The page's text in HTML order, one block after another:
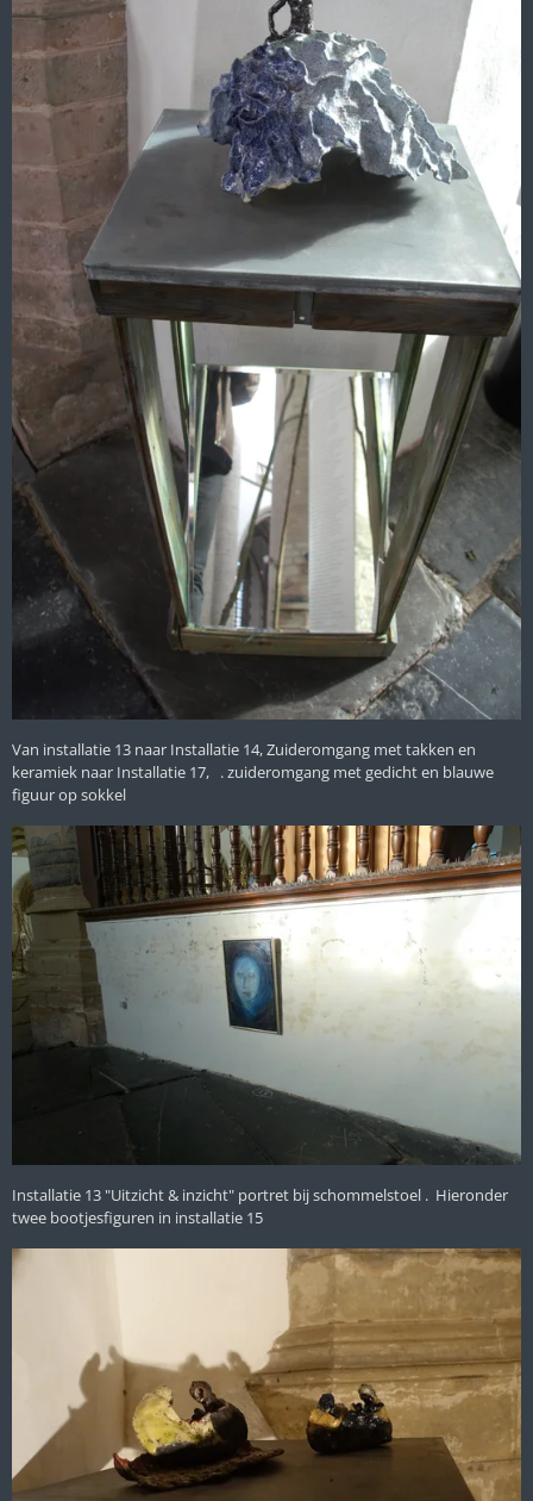
Van installatie 13 naar Installatie 14, Zuideromgang met takken en
keramiek naar Installatie 17, . zuideromgang met gedicht en blauwe
figuur op sokkel
Installatie 13 "Uitzicht & inzicht" portret bij schommelstoel . Hieronder
twee bootjesfiguren in installatie 15